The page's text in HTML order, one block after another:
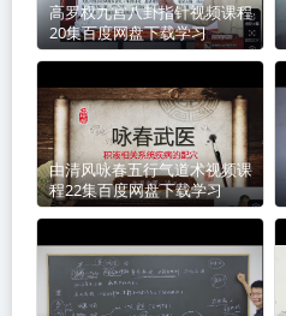
高罗权九宫八卦指针视频课程
20集百度网盘下载学习
由清风咏春五行气道术视频课
程22集百度网盘下载学习